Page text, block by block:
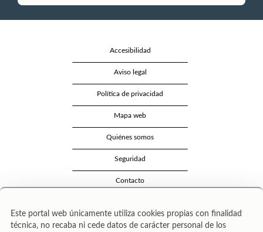
Accesibilidad
Aviso legal
Política de privacidad
Mapa web
Quiénes somos
Seguridad
Contacto
Este portal web únicamente utiliza cookies propias con finalidad
técnica, no recaba ni cede datos de carácter personal de los